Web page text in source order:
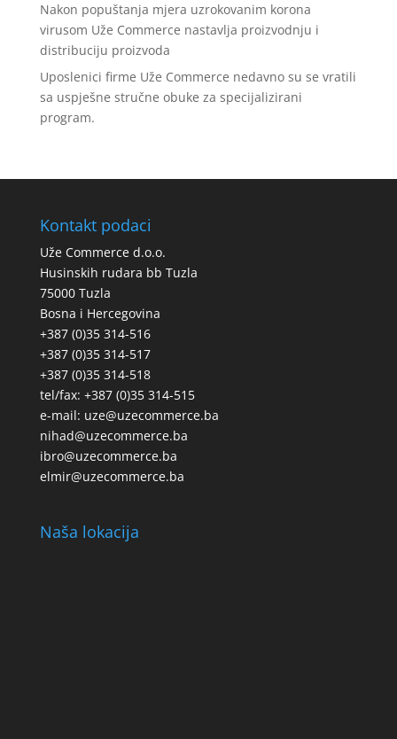
Nakon popuštanja mjera uzrokovanim korona
virusom Uže Commerce nastavlja proizvodnju i
distribuciju proizvoda
Uposlenici firme Uže Commerce nedavno su se vratili
sa uspješne stručne obuke za specijalizirani
program.
Kontakt podaci
Uže Commerce d.o.o.
Husinskih rudara bb Tuzla
75000 Tuzla
Bosna i Hercegovina
+387 (0)35 314-516
+387 (0)35 314-517
+387 (0)35 314-518
tel/fax: +387 (0)35 314-515
e-mail: uze@uzecommerce.ba
nihad@uzecommerce.ba
ibro@uzecommerce.ba
elmir@uzecommerce.ba
Naša lokacija